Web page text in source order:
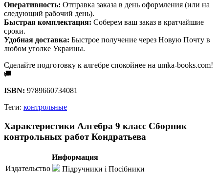
Оперативность: Отправка заказа в день оформления (или на
следующий рабочий день).
Быстрая комплектация: Соберем ваш заказ в кратчайшие
сроки.
Удобная доставка: Быстрое получение через Новую Почту в
любом уголке Украины.
Сделайте подготовку к алгебре спокойнее на umka-books.com!
🚚
ISBN: 9789660734081
Теги: контрольные
Характеристики Алгебра 9 класс Сборник
контрольных работ Кондратьева
Информация
Издательство
Підручники і Посібники